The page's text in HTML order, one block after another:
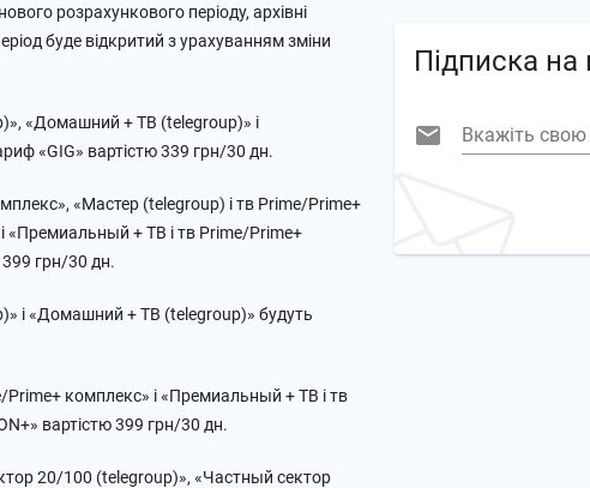
розрахункового періоду, архівні
буде відкритий з урахуванням зміни
«Домашний + ТВ (telegroup)» і
«GIG» вартістю 339 грн/30 дн.
«Мастер (telegroup) і тв Prime/Prime+
«Премиальный + ТВ і тв Prime/Prime+
399 грн/30 дн.
і «Домашний + ТВ (telegroup)» будуть
комплекс» і «Премиальный + ТВ і тв
вартістю 399 грн/30 дн.
20/100 (telegroup)», «Частный сектор
Підписка на
Вкажіть